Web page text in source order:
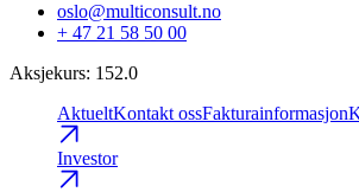
oslo@multiconsult.no
+ 47 21 58 50 00
Aksjekurs: 152.0
AktueltKontakt ossFakturainformasjon
Investor